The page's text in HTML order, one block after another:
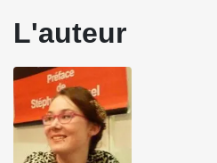
L'auteur